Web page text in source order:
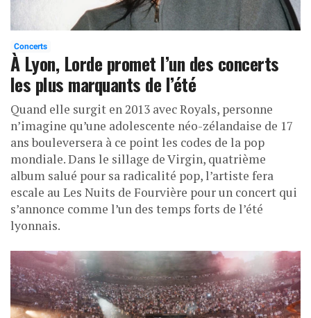
Concerts
À Lyon, Lorde promet l’un des concerts
les plus marquants de l’été
Quand elle surgit en 2013 avec Royals, personne
n’imagine qu’une adolescente néo-zélandaise de 17
ans bouleversera à ce point les codes de la pop
mondiale. Dans le sillage de Virgin, quatrième
album salué pour sa radicalité pop, l’artiste fera
escale au Les Nuits de Fourvière pour un concert qui
s’annonce comme l’un des temps forts de l’été
lyonnais.